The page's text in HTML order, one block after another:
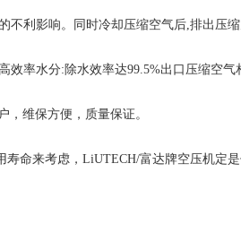
利影响。同时冷却压缩空气后,排出压缩
水分:除水效率达99.5%出口压缩空气
维保方便，质量保证。
来考虑，LiUTECH/富达牌空压机定是